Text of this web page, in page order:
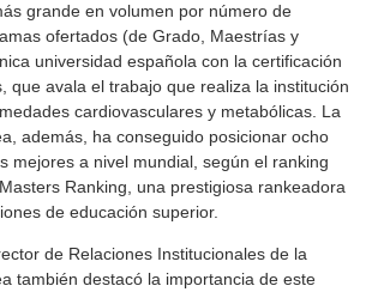
grande en volumen por número de
ofertados (de Grado, Maestrías y
universidad española con la certificación
que avala el trabajo que realiza la institución
cardiovasculares y metabólicas. La
además, ha conseguido posicionar ocho
mejores a nivel mundial, según el ranking
Ranking, una prestigiosa rankeadora
de educación superior.
de Relaciones Institucionales de la
también destacó la importancia de este